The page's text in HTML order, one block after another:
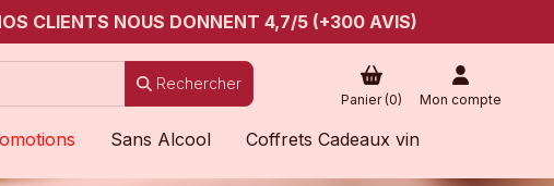
CLIENTS NOUS DONNENT 4,7/5 (+300 AVIS)
Rechercher
Panier (0) Mon compte
Sans Alcool Coffrets Cadeaux vin